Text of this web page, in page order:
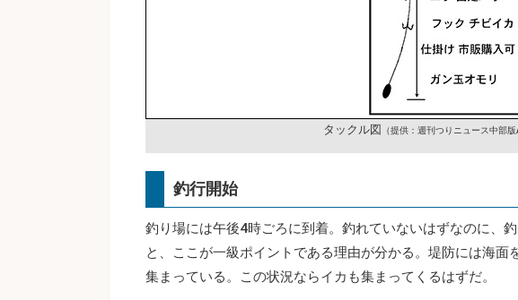
タックル図 （提供：週刊つりニュース中部版
釣行開始
釣り場には午後4時ごろに到着。釣れていないはずなのに、
と、ここが一級ポイントである理由が分かる。堤防には海
集まっている。この状況ならイカも集まってくるはずだ。